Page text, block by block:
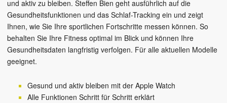
und aktiv zu bleiben. Steffen Bien geht ausführlich auf die
Gesundheitsfunktionen und das Schlaf-Tracking ein und zeigt
Ihnen, wie Sie Ihre sportlichen Fortschritte messen können. So
behalten Sie Ihre Fitness optimal im Blick und können Ihre
Gesundheitsdaten langfristig verfolgen. Für alle aktuellen Modelle
geeignet.
Gesund und aktiv bleiben mit der Apple Watch
Alle Funktionen Schritt für Schritt erklärt